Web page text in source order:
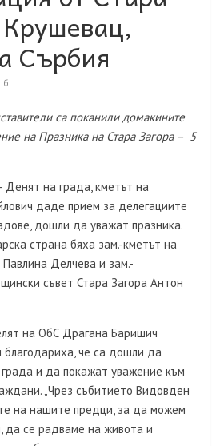
Сърбия
са поканили домакините
на Празника на Стара Загора – 5
Денят на града, кметът на
даде прием за делегациите
дошли да уважат празника.
страна бяха зам.-кметът на
Делчева и зам.-
съвет Стара Загора Антон
на ОбС Драгана Баришич
благодариха, че са дошли да
и да покажат уважение към
„Чрез събитието Видовден
на нашите предци, за да можем
да се радваме на живота и